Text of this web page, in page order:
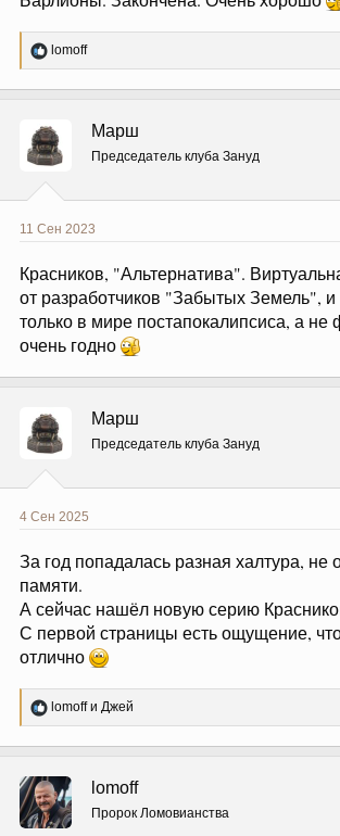
Р
е
и
и
:
lomoff
Марш
Председатель клуба Зануд
11 Сен 2023
Красников, "Альтернатива".
от разработчиков "Забытых Земель",
только в мире постапокалипсиса, а не
очень годно
Марш
Председатель клуба Зануд
4 Сен 2025
За год попадалась разная халтура, не
памяти.
А сейчас нашёл новую серию
С первой страницы есть ощущение,
отлично
Р
е
ц
и
и
:
lomoffи Джей
lomoff
Пророк Ломовианства